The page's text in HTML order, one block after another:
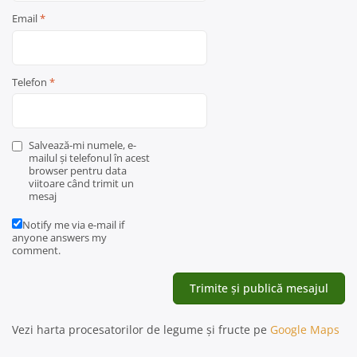
Email*
Telefon *
Salvează-mi numele, e-
mailul și telefonul în acest
browser pentru data
viitoare când trimit un
mesaj
Notify me via e-mail if
anyone answers my
comment.
Vezi harta procesatorilor de legume și fructe pe Google Maps